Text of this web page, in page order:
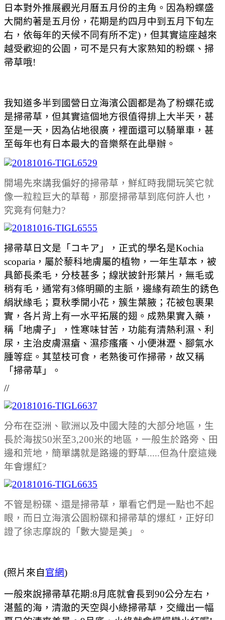
日本對外推展觀光月曆五月份的主角。因為粉蝶盛
大開約著是五月份，花期是約四月中到五月下旬左
右，依每年的天候不同有所不定)，但其實這座越來
越受歡迎的公園，可不是只有大家熟知的粉蝶、掃
帚草哦!
我知道多半到國營日立海濱公園都是為了粉蝶花或
是掃帚草，但其實這個地方很值得排上大半天，甚
至是一天，因為佔地很廣，裡面還可以騎單車，甚
至每年也有日本最大的音樂祭在此舉辦。
開場先來講我偏好的掃帚草，鮮紅時我開玩笑它就
像一粒粒巨大的草莓，那麼掃帚草到底何許人也，
究竟有何魅力?
掃帚草日文是「コキア」，正式的學名是Kochia
scoparia，屬於藜科地膚屬的植物，一年生草本，被
具節長柔毛，分枝甚多；線狀披針形葉片，無毛或
稍有毛，通常有3條明顯的主脈，邊緣有疏生的銹色
絹狀緣毛；夏秋季開小花，簇生葉腋；花被包裹果
實，各片背上有一水平拓展的翅。成熟果實入藥，
稱「地膚子」，性寒味甘苦，功能有清熱利濕、利
尿，主治皮膚濕瘡、濕疹瘙癢、小便淋瀝、腳氣水
腫等症。其莖枝可食，老熟後可作掃帚，故又稱
「掃帚草」。
//
分布在亞洲、歐洲以及中國大陸的大部分地區，生
長於海拔50米至3,200米的地區，一般生於路旁、田
邊和荒地，簡單講就是路邊的野草.....但為什麼這幾
年會爆紅?
不管是粉碟、還是掃帚草，單看它們是一點也不起
眼，而日立海濱公園粉碟和掃帚草的爆紅，正好印
證了徐志摩說的「數大變是美」。
(照片來自官網)
一般來說掃帚草花期:8月底就會長到90公分左右，
湛藍的海，清澈的天空與小綠掃帚草，交織出一幅